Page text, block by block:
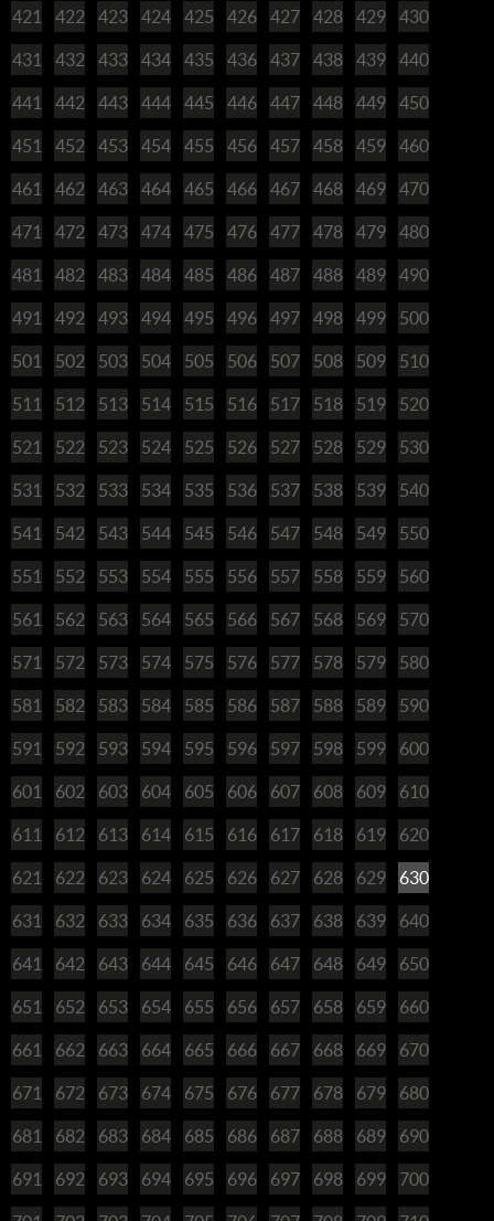
421 422 423 424 425 426 427 428 429 430
431 432 433 434 435 436 437 438 439 440
441 442 443 444 445 446 447 448 449 450
451 452 453 454 455 456 457 458 459 460
461 462 463 464 465 466 467 468 469 470
471 472 473 474 475 476 477 478 479 480
481 482 483 484 485 486 487 488 489 490
491 492 493 494 495 496 497 498 499 500
501 502 503 504 505 506 507 508 509 510
511 512 513 514 515 516 517 518 519 520
521 522 523 524 525 526 527 528 529 530
531 532 533 534 535 536 537 538 539 540
541 542 543 544 545 546 547 548 549 550
551 552 553 554 555 556 557 558 559 560
561 562 563 564 565 566 567 568 569 570
571 572 573 574 575 576 577 578 579 580
581 582 583 584 585 586 587 588 589 590
591 592 593 594 595 596 597 598 599 600
601 602 603 604 605 606 607 608 609 610
611 612 613 614 615 616 617 618 619 620
621 622 623 624 625 626 627 628 629 630
631 632 633 634 635 636 637 638 639 640
641 642 643 644 645 646 647 648 649 650
651 652 653 654 655 656 657 658 659 660
661 662 663 664 665 666 667 668 669 670
671 672 673 674 675 676 677 678 679 680
681 682 683 684 685 686 687 688 689 690
691 692 693 694 695 696 697 698 699 700